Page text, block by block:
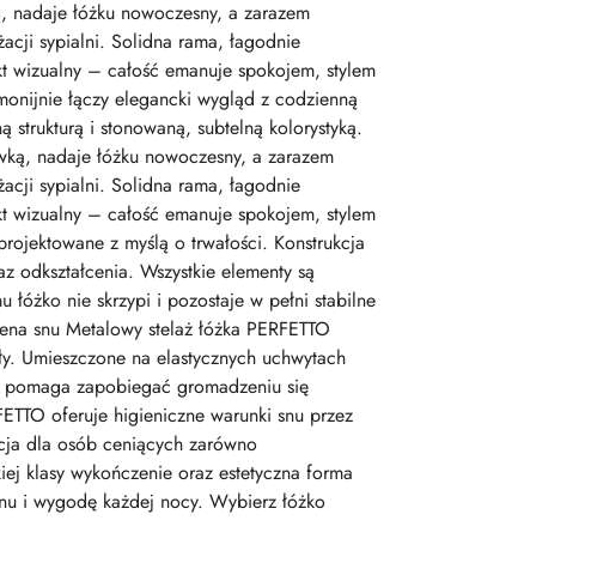
łóżku nowoczesny, a zarazem
sypialni. Solidna rama, łagodnie
– całość emanuje spokojem, stylem
łączy elegancki wygląd z codzienną
strukturą i stonowaną, subtelną kolorystyką.
nadaje łóżku nowoczesny, a zarazem
sypialni. Solidna rama, łagodnie
– całość emanuje spokojem, stylem
z myślą o trwałości. Konstrukcja
Wszystkie elementy są
nie skrzypi i pozostaje w pełni stabilne
snu Metalowy stelaż łóżka PERFETTO
Umieszczone na elastycznych uchwytach
zapobiegać gromadzeniu się
oferuje higieniczne warunki snu przez
dla osób ceniących zarówno
klasy wykończenie oraz estetyczna forma
i wygodę każdej nocy. Wybierz łóżko